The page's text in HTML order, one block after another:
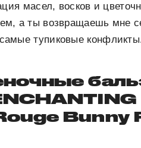
масел, восков и
а ты возвращаешь мне
тупиковые
Bunny